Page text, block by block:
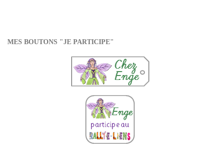
MES BOUTONS "JE PARTICIPE"